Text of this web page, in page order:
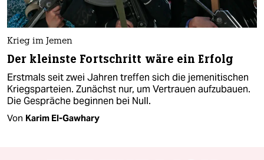
Krieg im Jemen
Der kleinste Fortschritt wäre ein Erfolg
Erstmals seit zwei Jahren treffen sich die jemenitischen
Kriegsparteien. Zunächst nur, um Vertrauen aufzubauen.
Die Gespräche beginnen bei Null.
Von Karim El-Gawhary